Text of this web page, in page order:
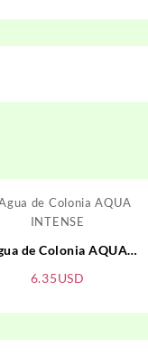
de Colonia AQUA
6.35USD